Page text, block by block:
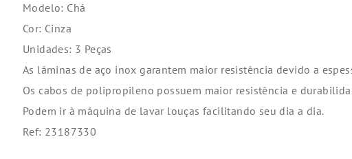
Modelo: Chá
Cor: Cinza
Unidades: 3 Peças
As lâminas de aço inox garantem maior resistência devido a
Os cabos de polipropileno possuem maior resistência e
Podem ir à máquina de lavar louças facilitando seu dia a dia.
Ref: 23187330